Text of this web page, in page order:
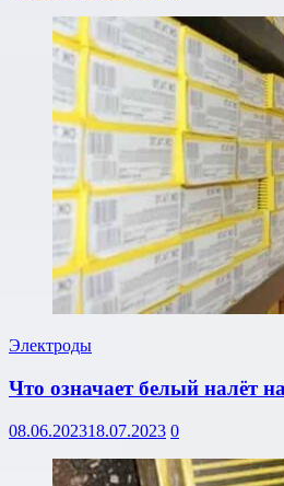
Электроды
Что означает белый налёт
08.06.202318.07.2023 0